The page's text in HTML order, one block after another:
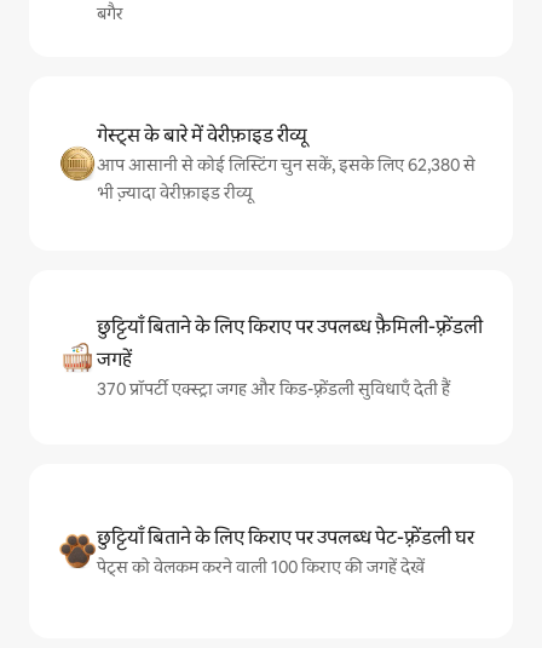
बगैर
गेस्ट्स के बारे में वेरीफ़ाइड रीव्यू
आप आसानी से कोई लिस्टिंग चुन सकें, इसके लिए 62,380 से
भी ज़्यादा वेरीफ़ाइड रीव्यू
छुट्टियाँ बिताने के लिए किराए पर उपलब्ध फ़ैमिली-फ़्रेंडली
जगहें
370 प्रॉपर्टी एक्स्ट्रा जगह और किड-फ़्रेंडली सुविधाएँ देती हैं
छुट्टियाँ बिताने के लिए किराए पर उपलब्ध पेट-फ़्रेंडली घर
पेट्स को वेलकम करने वाली 100 किराए की जगहें देखें